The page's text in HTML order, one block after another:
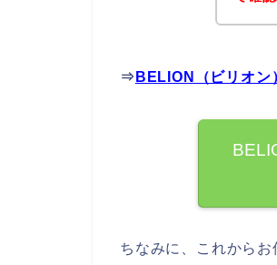
⇒ BELION（ビリオン
ちなみに、これから